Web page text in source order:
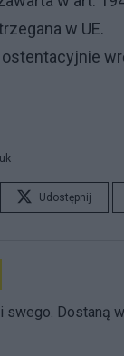
w UE.
Udostępnij
swego. Dostaną